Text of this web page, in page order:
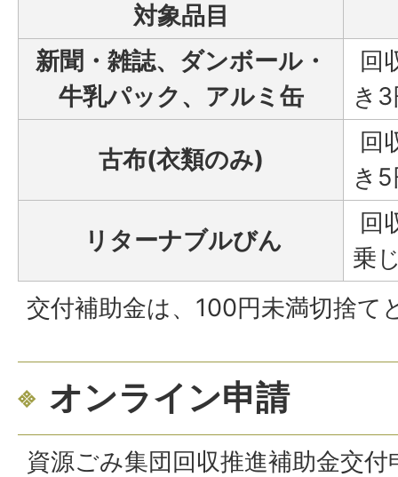
対象品目
新聞・雑誌、ダンボール・
牛乳パック、アルミ缶
回
き
古布(衣類のみ)
回
き
リターナブルびん
回
乗
交付補助金は、100円未満切捨
オンライン申請
資源ごみ集団回収推進補助金交